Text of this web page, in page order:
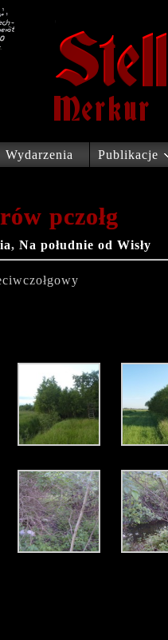
Wydarzenia Publikacje
pczołg
, Na południe od Wisły